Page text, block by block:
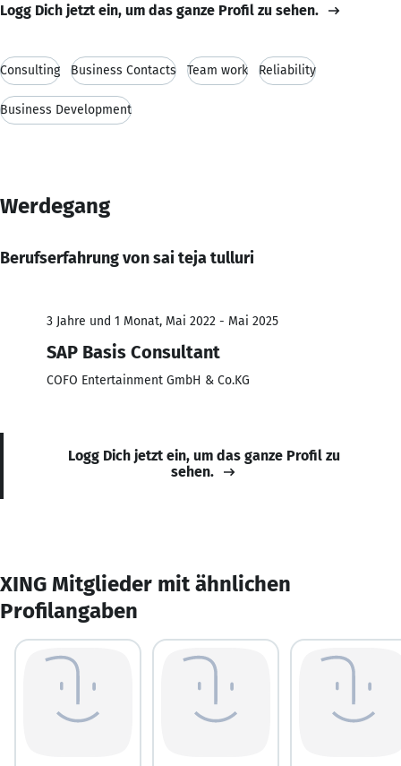
Logg Dich jetzt ein, um das ganze Profil zu sehen.
Consulting Business Contacts Team work Reliability
Business Development
Werdegang
Berufserfahrung von sai teja tulluri
3 Jahre und 1 Monat, Mai 2022 - Mai 2025
SAP Basis Consultant
COFO Entertainment GmbH & Co.KG
Logg Dich jetzt ein, um das ganze Profil zu
sehen.
XING Mitglieder mit ähnlichen
Profilangaben